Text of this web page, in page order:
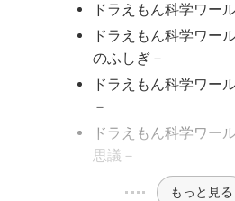
ドラえもん科学ワー
ドラえもん科学ワー
のふしぎ－
ドラえもん科学ワー
－
ドラえもん科学ワー
思議－
もっと見る